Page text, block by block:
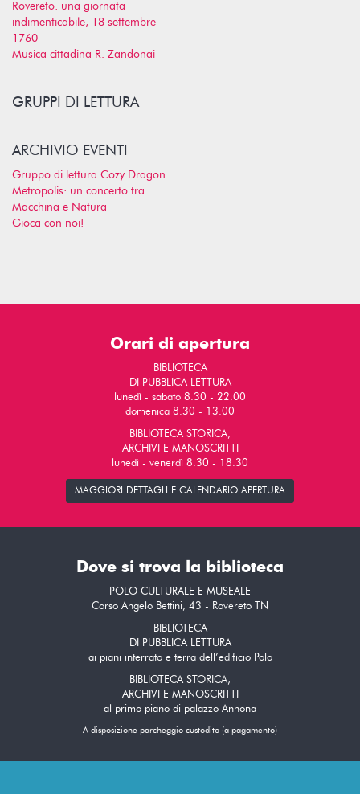
Rovereto: una giornata
indimenticabile, 18 settembre
1760
Musica cittadina R. Zandonai
GRUPPI DI LETTURA
ARCHIVIO EVENTI
Gruppo di lettura Cozy Dragon
Metropolis: un concerto tra
Macchina e Natura
Gioca con noi!
Orari di apertura
BIBLIOTECA
DI PUBBLICA LETTURA
lunedì - sabato 8.30 - 22.00
domenica 8.30 - 13.00
BIBLIOTECA STORICA,
ARCHIVI E MANOSCRITTI
lunedì - venerdì 8.30 - 18.30
MAGGIORI DETTAGLI E CALENDARIO APERTURA
Dove si trova la biblioteca
POLO CULTURALE E MUSEALE
Corso Angelo Bettini, 43 - Rovereto TN
BIBLIOTECA
DI PUBBLICA LETTURA
ai piani interrato e terra dell’edificio Polo
BIBLIOTECA STORICA,
ARCHIVI E MANOSCRITTI
al primo piano di palazzo Annona
A disposizione parcheggio custodito (a pagamento)